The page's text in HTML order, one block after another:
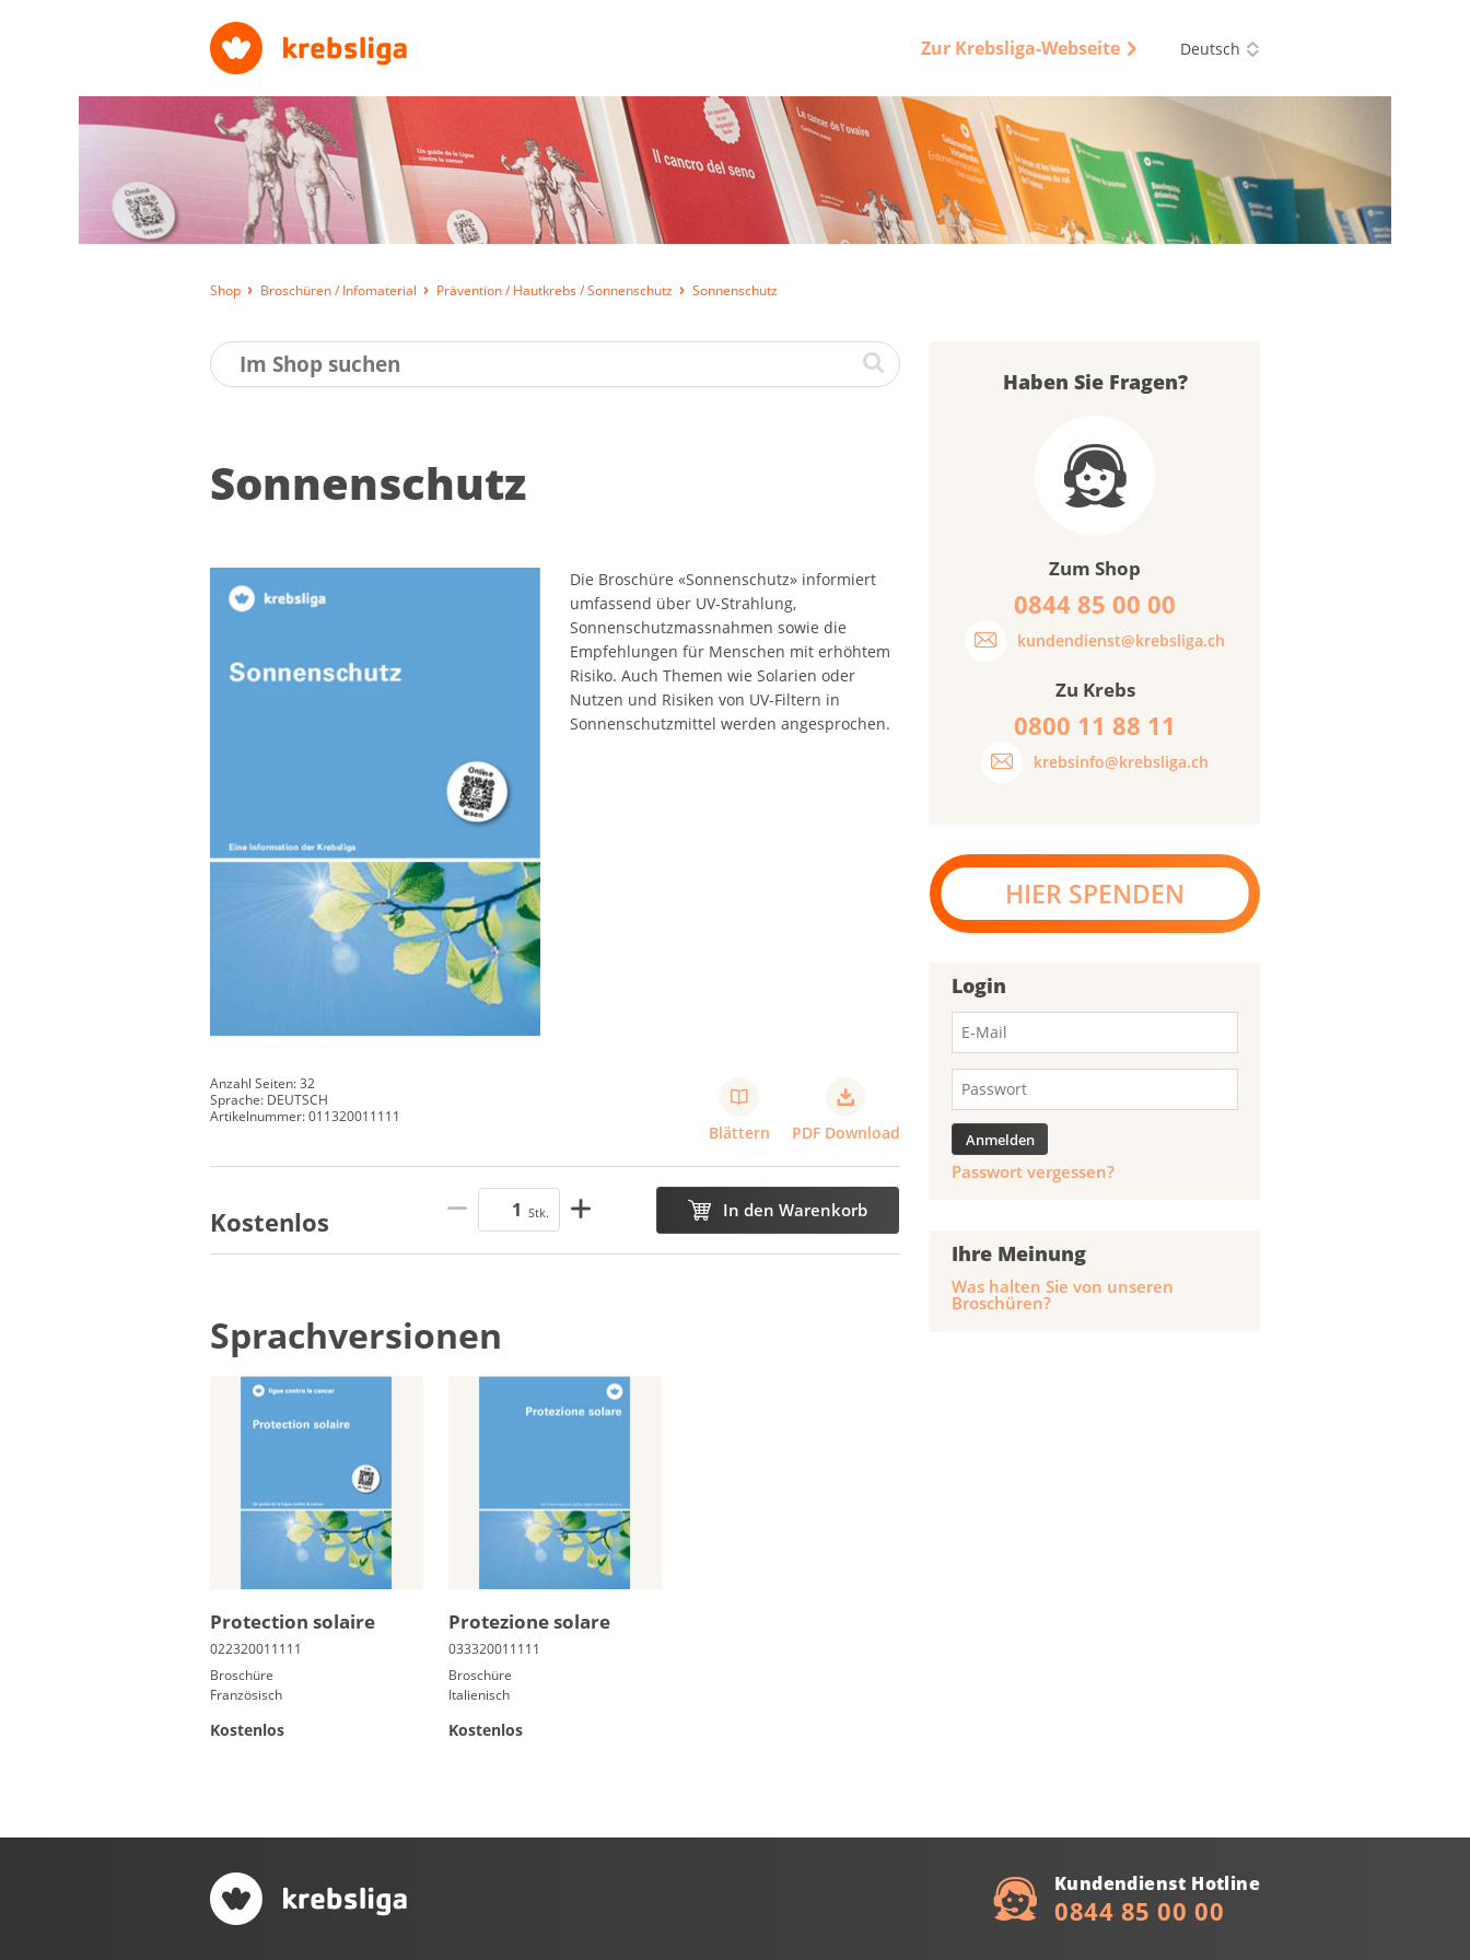
Zur Krebsliga-Webseite Deutsch
Shop Broschüren / Infomaterial Prävention / Hautkrebs / Sonnenschutz Sonnenschutz
Son­nen­schutz
Die Broschüre «Sonnenschutz» informiert
umfassend über UV-Strahlung,
Sonnenschutzmassnahmen sowie die
Empfehlungen für Menschen mit erhöhtem
Risiko. Auch Themen wie Solarien oder
Nutzen und Risiken von UV-Filtern in
Sonnenschutzmittel werden angesprochen.
Anzahl Seiten: 32
Sprache: DEUTSCH
Artikelnummer: 011320011111
Blättern PDF Download
Kostenlos Stk. In den Warenkorb
Sprachversionen
Pro­tec­tion so­laire
Broschüre
Französisch
Kostenlos
Protezione solare
Broschüre
Italienisch
Kostenlos
Haben Sie Fragen?
Zum Shop
0844 85 00 00
kundendienst@krebsliga.ch
Zu Krebs
0800 11 88 11
krebsinfo@krebsliga.ch
HIER SPENDEN
Login
Passwort vergessen?
Ihre Meinung
Was halten Sie von unseren
Broschüren?
Kundendienst Hotline
0844 85 00 00